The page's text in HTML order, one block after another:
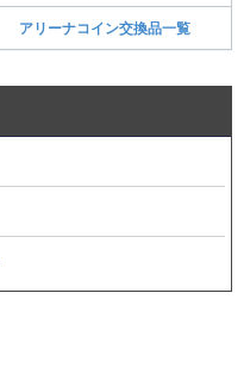
アリーナコイン交換品一覧